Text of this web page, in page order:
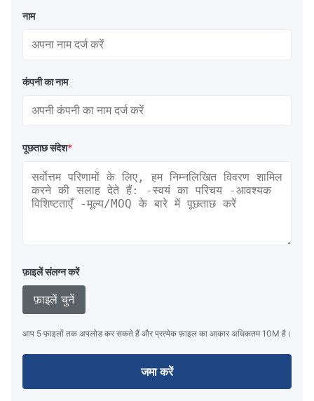
नाम
कंपनी का नाम
पूछताछ संदेश*
फ़ाइलें संलग्न करें
फ़ाइलें चुनें
आप 5 फ़ाइलों तक अपलोड कर सकते हैं और प्रत्येक फ़ाइल का आकार अधिकतम 10M है।
जमा करें